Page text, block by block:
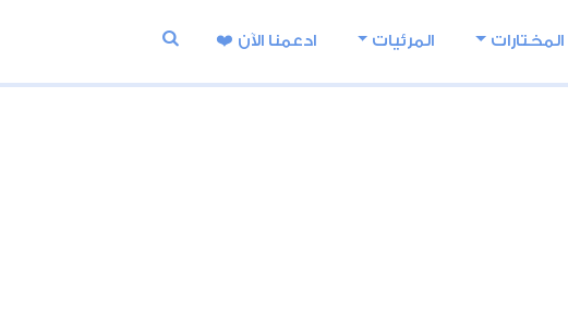
المختارات المرئيات ادعمنا اﻵن ❤️